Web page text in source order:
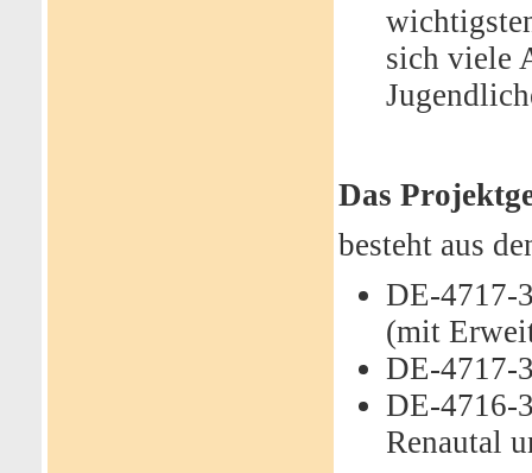
sich viele
Das
besteht aus
DE-4717-
(mit
DE-4717-
DE-4716-
Renautal